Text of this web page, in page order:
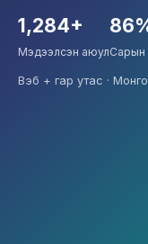
1,284+
Мэдээлсэн аюулСарын
Вэб + гар утас ·